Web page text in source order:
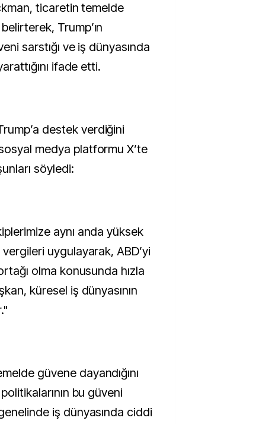
Trump’ın
sarstığı ve iş dünyasında
ifade etti.
destek verdiğini
medya platformu X’te
söyledi:
aynı anda yüksek
uygulayarak, ABD’yi
olma konusunda hızla
küresel iş dünyasının
güvene dayandığını
bu güveni
iş dünyasında ciddi